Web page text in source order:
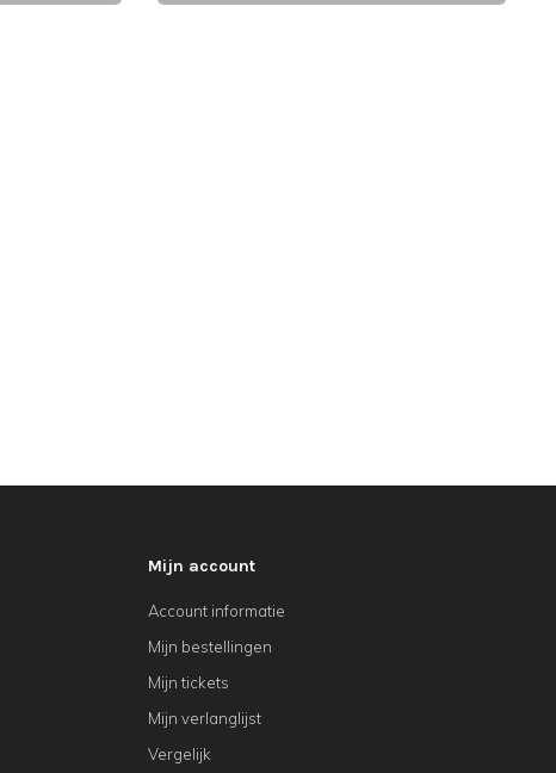
Mijn account
Account informatie
Mijn bestellingen
Mijn tickets
Mijn verlanglijst
Vergelijk